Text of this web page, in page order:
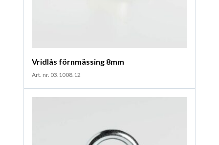
Vridlås förnmässing 8mm
Art. nr. 03.1008.12